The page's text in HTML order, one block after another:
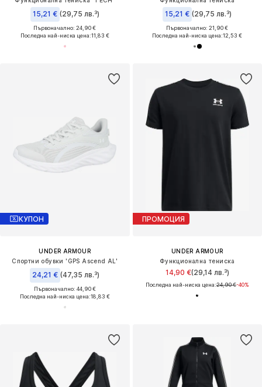
15,21 € (29,75 лв.³)
Първоначално: 24,90 €
Последна най-ниска цена:11,83 €
15,21 € (29,75 лв.³)
Първоначално: 21,90 €
Последна най-ниска цена:12,53 €
КУПОН
UNDER ARMOUR
Спортни обувки 'GPS Ascend AL'
24,21 € (47,35 лв.³)
Първоначално: 44,90 €
Последна най-ниска цена:18,83 €
ПРОМОЦИЯ
UNDER ARMOUR
Функционална тениска
14,90 €(29,14 лв.³)
Последна най-ниска цена:24,90 €-40%